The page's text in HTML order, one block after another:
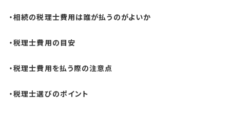
・相続の税理士費用は誰が払うのがよいか
・税理士費用の目安
・税理士費用を払う際の注意点
・税理士選びのポイント